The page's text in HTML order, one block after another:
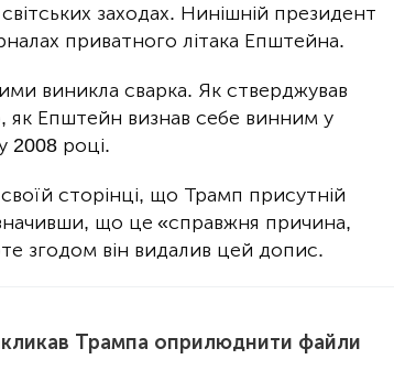
заходах. Нинішній президент
приватного літака Епштейна.
виникла сварка. Як стверджував
як Епштейн визнав себе винним у
2008 році.
сторінці, що Трамп присутній
що це «справжня причина,
згодом він видалив цей допис.
Трампа оприлюднити файли